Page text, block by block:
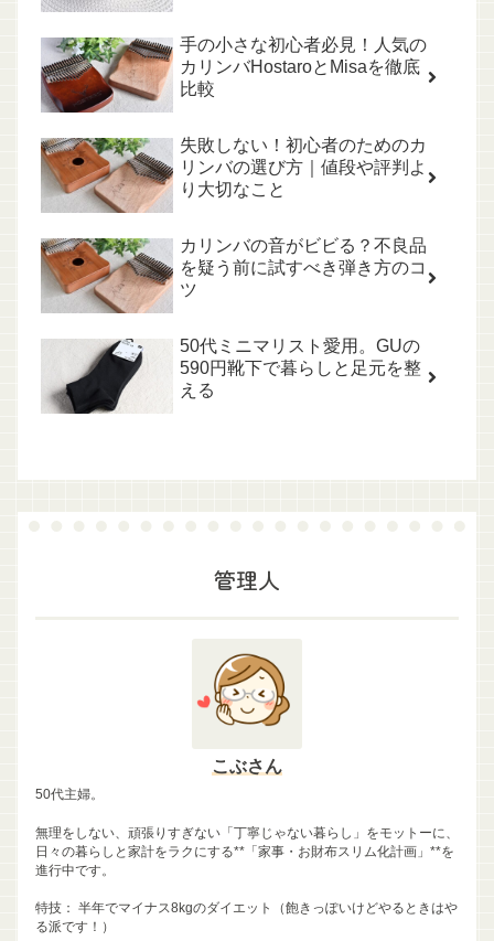
手の小さな初心者必見！人気の
カリンバHostaroとMisaを徹底
比較
失敗しない！初心者のためのカ
リンバの選び方｜値段や評判よ
り大切なこと
カリンバの音がビビる？不良品
を疑う前に試すべき弾き方のコ
ツ
50代ミニマリスト愛用。GUの
590円靴下で暮らしと足元を整
える
管理人
こぶさん
50代主婦。
無理をしない、頑張りすぎない「丁寧じゃない暮らし」をモットーに、
日々の暮らしと家計をラクにする**「家事・お財布スリム化計画」**を
進行中です。
特技： 半年でマイナス8kgのダイエット（飽きっぽいけどやるときはや
る派です！）